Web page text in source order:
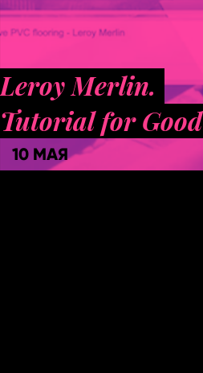
Leroy Merlin.
Tutorial for Good
10 МАЯ